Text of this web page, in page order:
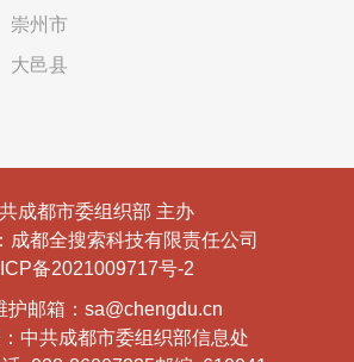
崇州市
大邑县
成都市委组织部 主办
成都全搜索科技有限责任公司
备2021009717号-2
护邮箱：sa@chengdu.cn
中共成都市委组织部信息处